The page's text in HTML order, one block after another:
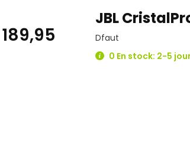
JBL
Dfaut
0 En stock: 2-5